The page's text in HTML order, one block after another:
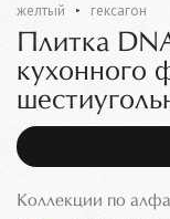
желтый
гексагон
Плитка
кухонного
Коллекции по